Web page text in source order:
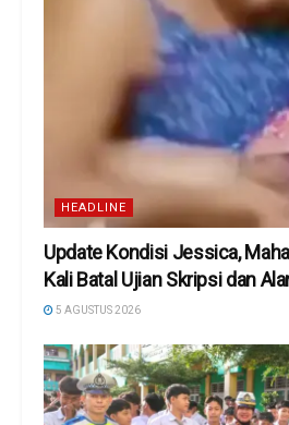
HEADLINE
Update Kondisi Jessica,
Kali Batal Ujian Skripsi dan
5 AGUSTUS 2026